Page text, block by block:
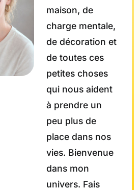
maison, de
charge mentale,
de décoration et
de toutes ces
petites choses
qui nous aident
à prendre un
peu plus de
place dans nos
vies. Bienvenue
dans mon
univers. Fais